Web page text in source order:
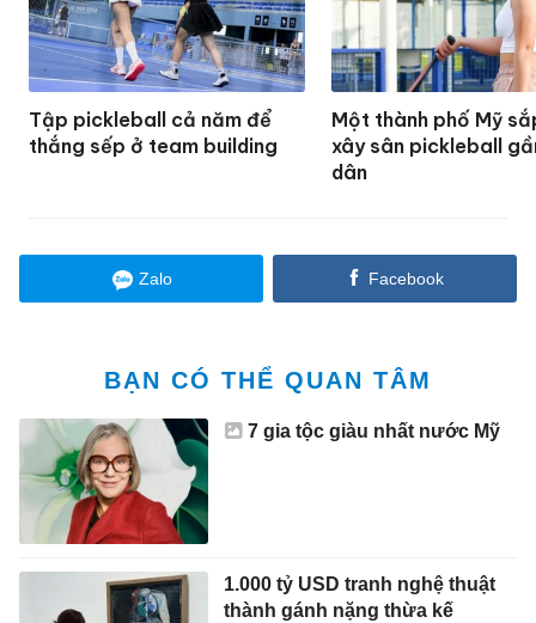
Tập pickleball cả năm để
thắng sếp ở team building
Một thành phố Mỹ
xây sân pickleball
dân
Zalo Facebook
BẠN CÓ THỂ QUAN TÂM
7 gia tộc giàu nhất nước Mỹ
1.000 tỷ USD tranh nghệ thuật
thành gánh nặng thừa kế